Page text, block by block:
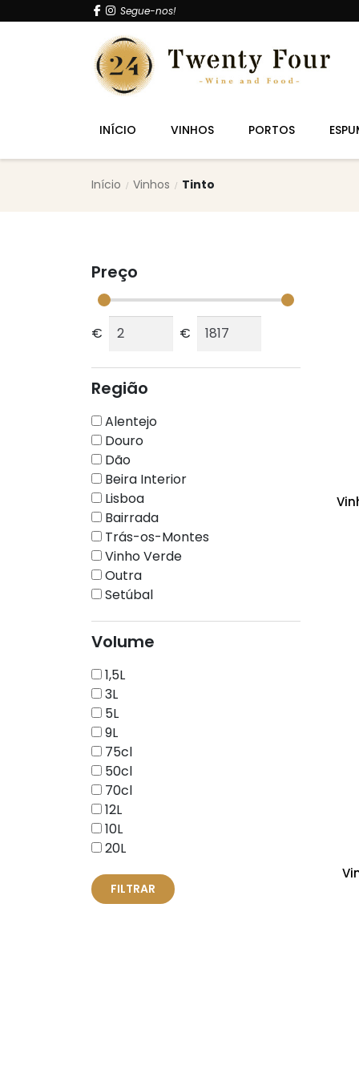
Segue-nos!
INÍCIO VINHOS PORTOS
Início Vinhos Tinto
Preço
€ €
Região
Alentejo
Douro
Dão
Beira Interior
Lisboa
Bairrada
Trás-os-Montes
Vinho Verde
Outra
Setúbal
Volume
1,5L
3L
5L
9L
75cl
50cl
70cl
12L
10L
20L
FILTRAR